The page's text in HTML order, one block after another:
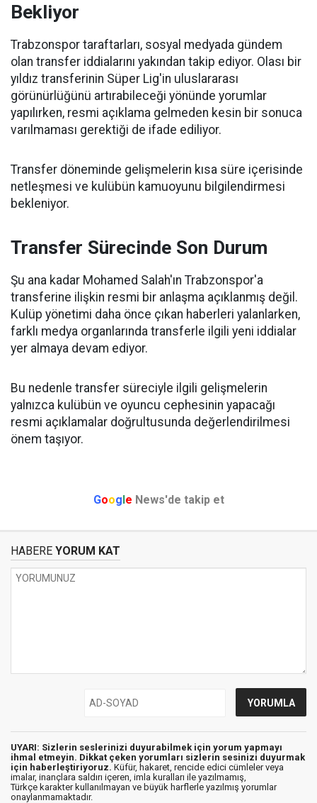
Bekliyor
Trabzonspor taraftarları, sosyal medyada gündem
olan transfer iddialarını yakından takip ediyor. Olası bir
yıldız transferinin Süper Lig'in uluslararası
görünürlüğünü artırabileceği yönünde yorumlar
yapılırken, resmi açıklama gelmeden kesin bir sonuca
varılmaması gerektiği de ifade ediliyor.
Transfer döneminde gelişmelerin kısa süre içerisinde
netleşmesi ve kulübün kamuoyunu bilgilendirmesi
bekleniyor.
Transfer Sürecinde Son Durum
Şu ana kadar Mohamed Salah'ın Trabzonspor'a
transferine ilişkin resmi bir anlaşma açıklanmış değil.
Kulüp yönetimi daha önce çıkan haberleri yalanlarken,
farklı medya organlarında transferle ilgili yeni iddialar
yer almaya devam ediyor.
Bu nedenle transfer süreciyle ilgili gelişmelerin
yalnızca kulübün ve oyuncu cephesinin yapacağı
resmi açıklamalar doğrultusunda değerlendirilmesi
önem taşıyor.
Google News'de takip et
HABERE YORUM KAT
UYARI: Sizlerin seslerinizi duyurabilmek için yorum yapmayı
ihmal etmeyin. Dikkat çeken yorumları sizlerin sesinizi duyurmak
için haberleştiriyoruz. Küfür, hakaret, rencide edici cümleler veya
imalar, inançlara saldırı içeren, imla kuralları ile yazılmamış,
Türkçe karakter kullanılmayan ve büyük harflerle yazılmış yorumlar
onaylanmamaktadır.